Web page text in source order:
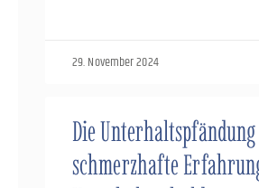
29. November 2024
Die
schmerzhafte